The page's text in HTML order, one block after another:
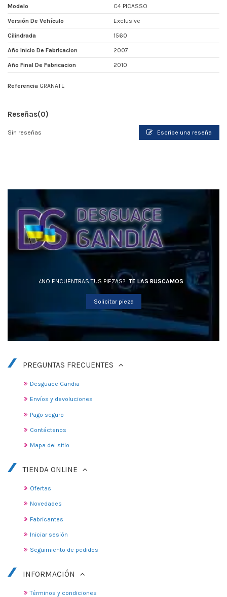
Modelo C4 PICASSO
Versión De Vehículo Exclusive
Cilindrada 1560
Año Inicio De Fabricacion 2007
Año Final De Fabricacion 2010
Referencia GRANATE
Reseñas(0)
Sin reseñas Escribe una reseña
¿NO ENCUENTRAS TUS PIEZAS? TE LAS BUSCAMOS
Solicitar pieza
PREGUNTAS FRECUENTES
Desguace Gandia
Envíos y devoluciones
Pago seguro
Contáctenos
Mapa del sitio
TIENDA ONLINE
Ofertas
Novedades
Fabricantes
Iniciar sesión
Seguimiento de pedidos
INFORMACIÓN
Términos y condiciones